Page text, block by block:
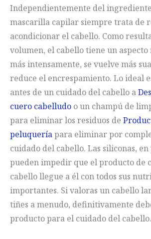
Independientemente del
mascarilla capilar siempre trata de
acondicionar el cabello. Como
volumen, el cabello tiene un
más intensamente, se vuelve más
reduce el encrespamiento. Lo ideal
antes de un cuidado del cabello a
cuero cabelludo o un champú de
para eliminar los residuos de
peluqueríapara eliminar por
cuidado del cabello. Las siliconas,
pueden impedir que el producto de
cabello llegue a él con todos sus
importantes. Si valoras un cabello
tiñes a menudo, definitivamente
producto para el cuidado del cabello.